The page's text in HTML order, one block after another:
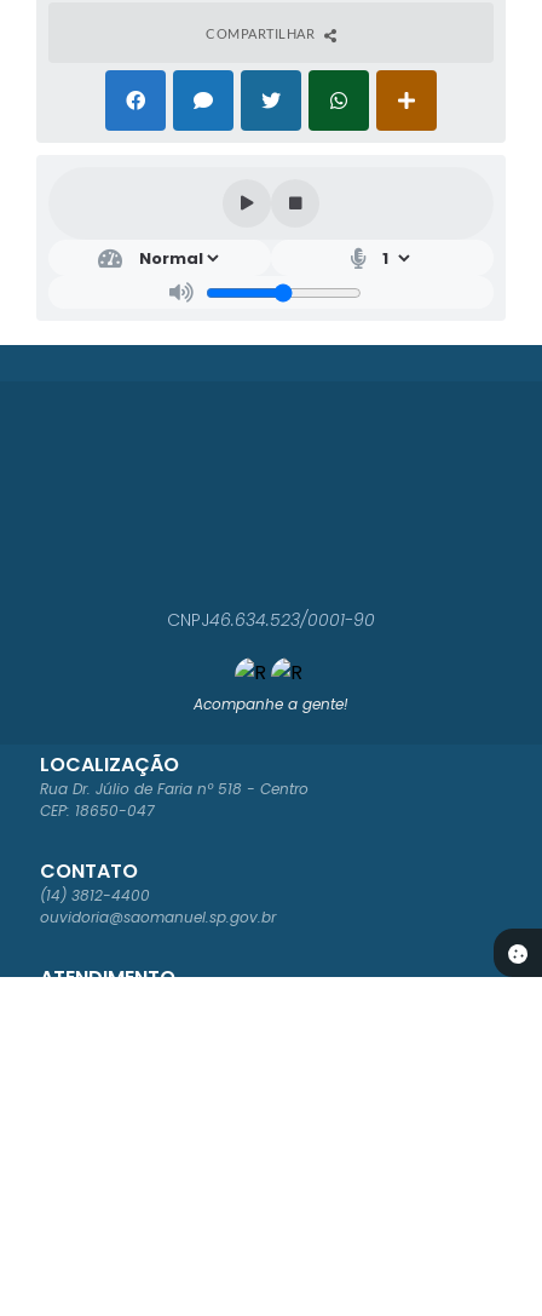
COMPARTILHAR
Acompanhe a gente!
LOCALIZAÇÃO
Rua Dr. Júlio de Faria nº 518 - Centro
CEP: 18650-047
CONTATO
(14) 3812-4400
ouvidoria@saomanuel.sp.gov.br
ATENDIMENTO
CNPJ46.634.523/0001-90